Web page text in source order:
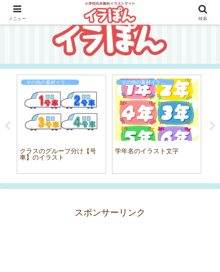
クラスのグループ分け【号
車】のイラスト
学年名のイラスト文字
スポンサーリンク
メニュー 検索